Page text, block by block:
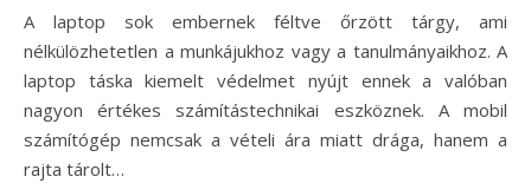
A laptop sok embernek féltve őrzött tárgy, ami
nélkülözhetetlen a munkájukhoz vagy a tanulmányaikhoz. A
laptop táska kiemelt védelmet nyújt ennek a valóban
nagyon értékes számítástechnikai eszköznek. A mobil
számítógép nemcsak a vételi ára miatt drága, hanem a
rajta tárolt…